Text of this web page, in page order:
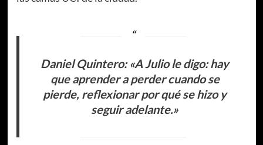
Daniel Quintero: «A Julio le digo: hay
que aprender a perder cuando se
pierde, reflexionar por qué se hizo y
seguir adelante.»